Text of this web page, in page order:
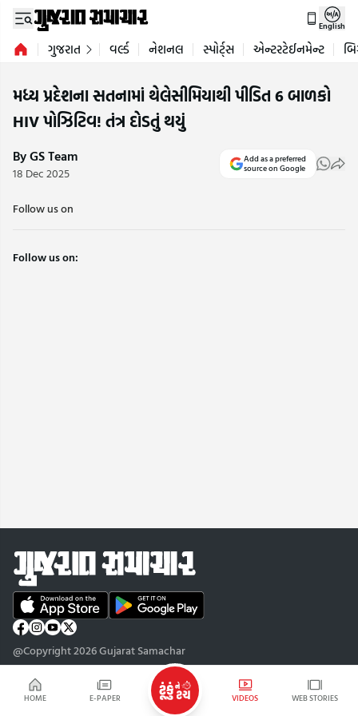
HOME E-PAPER VIDEOS WEB STORIES
English
ગુજરાત વર્લ્ડ નેશનલ સ્પોર્ટ્સ એન્ટરટેઈનમેન્ટ
મધ્ય પ્રદેશના સતનામાં થેલેસીમિયાથી પીડિત 6 બાળકો
HIV પોઝિટિવ! તંત્ર દોડતું થયું
By GS Team
18 Dec 2025
Add as a preferred
source on Google
Follow us on
Follow us on:
@Copyright 2026 Gujarat Samachar